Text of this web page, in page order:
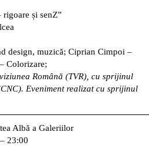
și senZ”
design, muzică; Ciprian Cimpoi –
Colorizare;
Română (TVR), cu sprijinul
Eveniment realizat cu sprijinul
Albă a Galeriilor
23:00